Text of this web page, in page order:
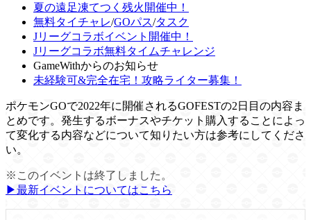
夏の遠足凍てつく残火開催中！
無料タイチャレ/GOパス/タスク
Jリーグコラボイベント開催中！
Jリーグコラボ無料タイムチャレンジ
GameWithからのお知らせ
未経験可&完全在宅！攻略ライター募集！
ポケモンGOで2022年に開催されるGOFESTの2日目の内容ま
とめです。発生するボーナスやチケット購入することによっ
て変化する内容などについて知りたい方は参考にしてくださ
い。
※このイベントは終了しました。
▶︎最新イベントについてはこちら